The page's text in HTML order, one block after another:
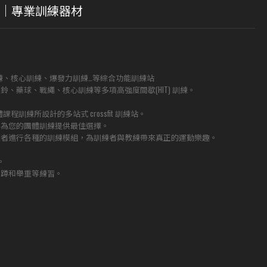
專業訓練器材
核心訓練、爆發力訓練…等綜合功能訓練站
、藥球、戰繩、核心訓練等多項高強度間歇(HIT) 訓練。
程訓練所設計的多站式 crossfit 訓練站。
您的團體訓練提供最佳選擇。
進行各種的訓練模組，為訓練者與教練帶來真正的運動樂趣。
和舉重等練習。